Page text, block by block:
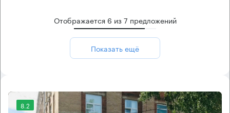
Отображается 6 из7 предложений
Показать ещё
8.2